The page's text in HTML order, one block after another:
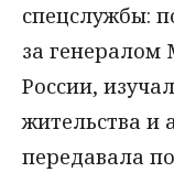
спецслужбы:
за генералом
России,
жительства и
передавала